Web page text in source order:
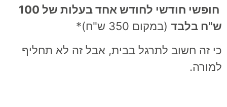
חופשי חודשי לחודש אחד בעלות של 100
בלבד(במקום 350 ש"ח)*
זה חשוב לתרגל בבית, אבל זה לא תחליף